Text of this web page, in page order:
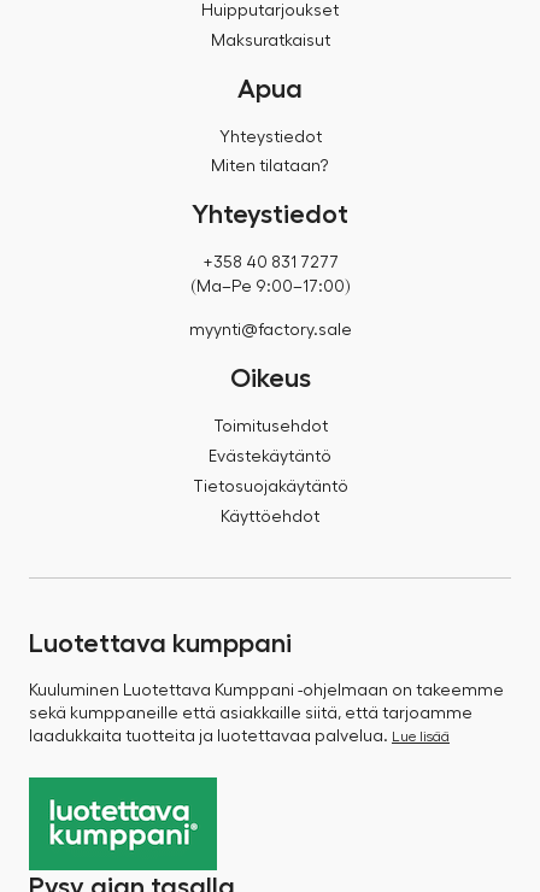
Huipputarjoukset
Maksuratkaisut
Apua
Yhteystiedot
Miten tilataan?
Yhteystiedot
+358 40 831 7277
(Ma–Pe 9:00–17:00)
myynti@factory.sale
Oikeus
Toimitusehdot
Evästekäytäntö
Tietosuojakäytäntö
Käyttöehdot
Luotettava kumppani
Kuuluminen Luotettava Kumppani -ohjelmaan on takeemme
sekä kumppaneille että asiakkaille siitä, että tarjoamme
laadukkaita tuotteita ja luotettavaa palvelua. Lue lisää